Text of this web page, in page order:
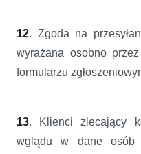
12. Zgoda na
wyrażana osobno
formularzu
13. Klienci zlecający
wglądu w dane osób